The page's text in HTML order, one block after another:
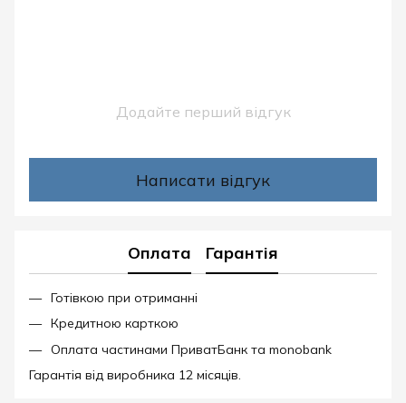
Додайте перший відгук
Написати відгук
Оплата Гарантія
Готівкою при отриманні
Кредитною карткою
Оплата частинами ПриватБанк та monobank
Гарантія від виробника 12 місяців.